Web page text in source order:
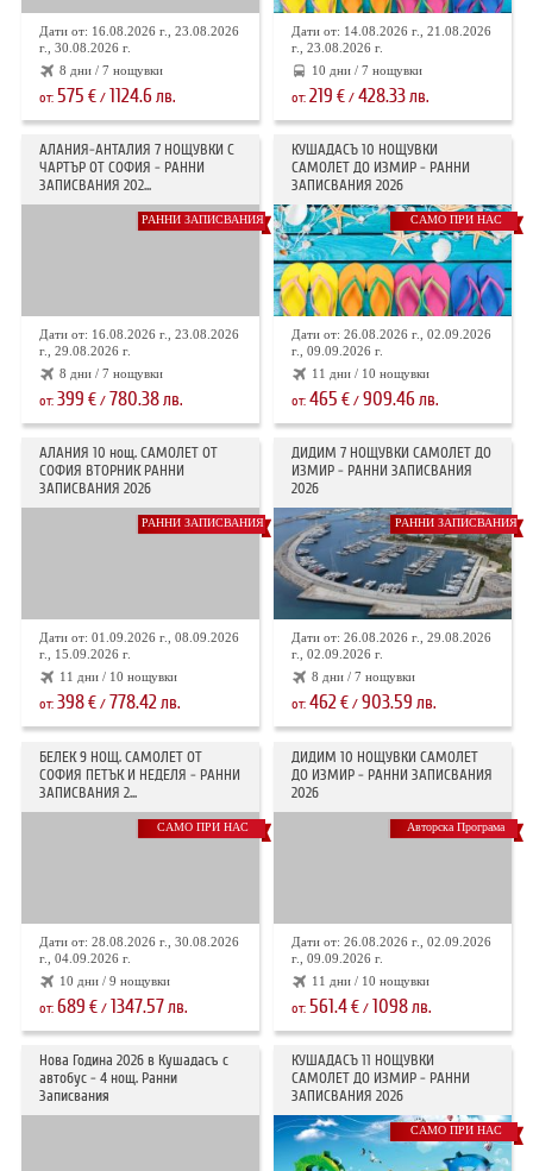
Дати от: 16.08.2026 г., 23.08.2026
г., 30.08.2026 г.
8 дни / 7 нощувки
от: 575 €/ 1124.6лв.
Дати от: 14.08.2026 г., 21.08.2026
г., 23.08.2026 г.
10 дни / 7 нощувки
от:219 € /428.33лв.
АЛАНИЯ-АНТАЛИЯ 7 НОЩУВКИ С
ЧАРТЪР ОТ СОФИЯ - РАННИ
ЗАПИСВАНИЯ 202...
РАННИ ЗАПИСВАНИЯ
Дати от: 16.08.2026 г., 23.08.2026
г., 29.08.2026 г.
8 дни / 7 нощувки
от: 399 €/ 780.38лв.
КУШАДАСЪ 10 НОЩУВКИ
САМОЛЕТ ДО ИЗМИР - РАННИ
ЗАПИСВАНИЯ 2026
САМО ПРИ НАС
Дати от: 26.08.2026 г., 02.09.2026
г., 09.09.2026 г.
11 дни / 10 нощувки
от:465 € /909.46лв.
АЛАНИЯ 10 нощ. САМОЛЕТ ОТ
СОФИЯ ВТОРНИК РАННИ
ЗАПИСВАНИЯ 2026
РАННИ ЗАПИСВАНИЯ
Дати от: 01.09.2026 г., 08.09.2026
г., 15.09.2026 г.
11 дни / 10 нощувки
от: 398€/ 778.42лв.
ДИДИМ 7 НОЩУВКИ САМОЛЕТ ДО
ИЗМИР - РАННИ ЗАПИСВАНИЯ
2026
РАННИ ЗАПИСВАНИЯ
Дати от: 26.08.2026 г., 29.08.2026
г., 02.09.2026 г.
8 дни / 7 нощувки
от:462€ /903.59 лв.
БЕЛЕК 9 НОЩ. САМОЛЕТ ОТ
СОФИЯ ПЕТЪК И НЕДЕЛЯ - РАННИ
ЗАПИСВАНИЯ 2...
САМО ПРИ НАС
Дати от: 28.08.2026 г., 30.08.2026
г., 04.09.2026 г.
10 дни / 9 нощувки
от: 689 €/ 1347.57лв.
ДИДИМ 10 НОЩУВКИ САМОЛЕТ
ДО ИЗМИР - РАННИ ЗАПИСВАНИЯ
2026
Авторска Програма
Дати от: 26.08.2026 г., 02.09.2026
г., 09.09.2026 г.
11 дни / 10 нощувки
от:561.4€ / 1098лв.
Нова Година 2026 в Кушадасъ с
автобус - 4 нощ. Ранни
Записвания
КУШАДАСЪ 11 НОЩУВКИ
САМОЛЕТ ДО ИЗМИР - РАННИ
ЗАПИСВАНИЯ 2026
САМО ПРИ НАС